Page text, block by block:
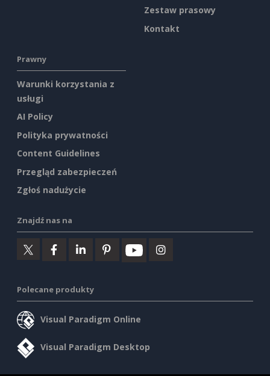
Zestaw prasowy
Kontakt
Prawny
Warunki korzystania z
usługi
AI Policy
Polityka prywatności
Content Guidelines
Przegląd zabezpieczeń
Zgłoś nadużycie
Znajdź nas na
Polecane produkty
Visual Paradigm Online
Visual Paradigm Desktop